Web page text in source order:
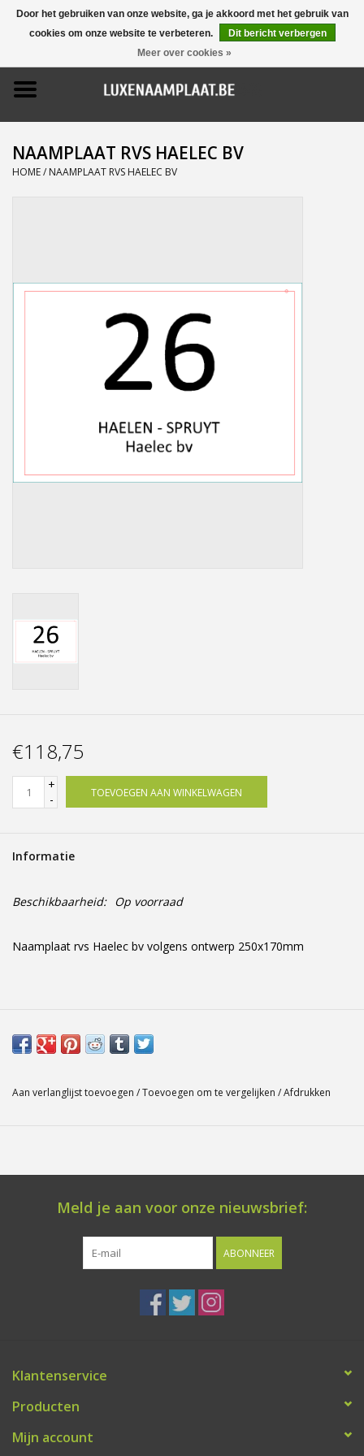
0 Artikelen - €0,00
Home
Promoties
Naamborden
Portfolio
NAAMPLAAT RVS HAELEC BV
HOME/ NAAMPLAAT RVS HAELEC BV
€118,75
+
-
TOEVOEGEN AAN WINKELWAGEN
Informatie
Beschikbaarheid: Op voorraad
Naamplaat rvs Haelec bv volgens ontwerp 250x170mm
Aan verlanglijst toevoegen /Toevoegen om te vergelijken /Afdrukken
Meld je aan voor onze nieuwsbrief:
ABONNEER
Klantenservice
Producten
Mijn account
Door het gebruiken van onze website, ga je akkoord met het gebruik van
cookies om onze website te verbeteren.
Dit bericht verbergen
Meer over cookies »